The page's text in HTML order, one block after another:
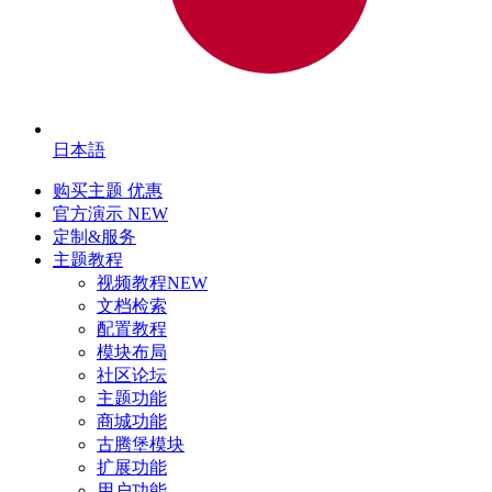
日本語
购买主题 优惠
官方演示 NEW
定制&服务
主题教程
视频教程NEW
文档检索
配置教程
模块布局
社区论坛
主题功能
商城功能
古腾堡模块
扩展功能